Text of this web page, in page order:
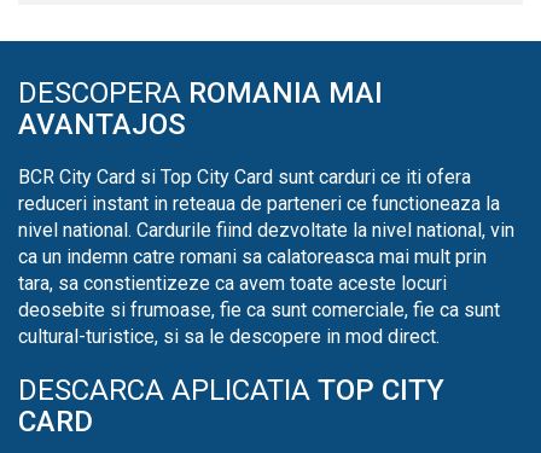
DESCOPERA ROMANIA MAI
AVANTAJOS
BCR City Card si Top City Card sunt carduri ce iti ofera
reduceri instant in reteaua de parteneri ce functioneaza la
nivel national. Cardurile fiind dezvoltate la nivel national, vin
ca un indemn catre romani sa calatoreasca mai mult prin
tara, sa constientizeze ca avem toate aceste locuri
deosebite si frumoase, fie ca sunt comerciale, fie ca sunt
cultural-turistice, si sa le descopere in mod direct.
DESCARCA APLICATIA TOP CITY
CARD